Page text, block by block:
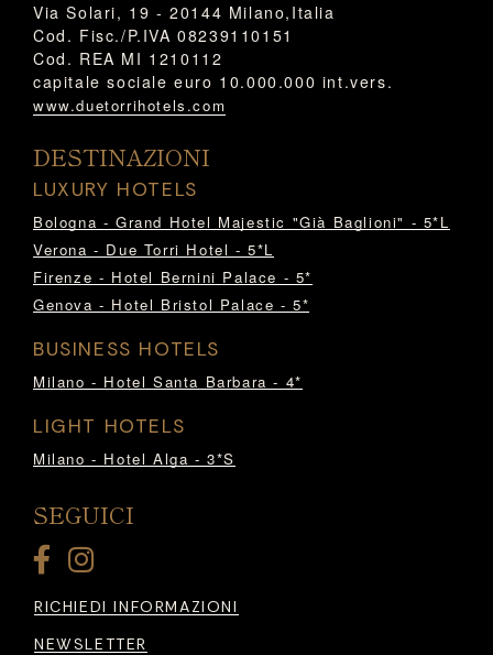
Via Solari, 19 - 20144 Milano,Italia
Cod. Fisc./P.IVA 08239110151
Cod. REA MI 1210112
capitale sociale euro 10.000.000 int.vers.
www.duetorrihotels.com
DESTINAZIONI
LUXURY HOTELS
Bologna - Grand Hotel Majestic "Già Baglioni" - 5*L
Verona - Due Torri Hotel - 5*L
Firenze - Hotel Bernini Palace - 5*
Genova - Hotel Bristol Palace - 5*
BUSINESS HOTELS
Milano - Hotel Santa Barbara - 4*
LIGHT HOTELS
Milano - Hotel Alga - 3*S
SEGUICI
RICHIEDI INFORMAZIONI
NEWSLETTER